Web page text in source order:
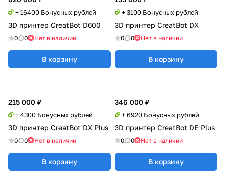
+ 16400 Бонусных рублей
3D принтер CreatBot D600
0 0 Нет в наличии
В корзину
+ 3100 Бонусных рублей
3D принтер CreatBot DX
0 0 Нет в наличии
В корзину
215 000 ₽
+ 4300 Бонусных рублей
3D принтер CreatBot DX Plus
0 0 Нет в наличии
В корзину
346 000 ₽
+ 6920 Бонусных рублей
3D принтер CreatBot DE Plus
0 0 Нет в наличии
В корзину